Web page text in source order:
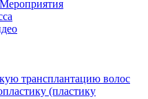
трансплантацию волос
(пластику